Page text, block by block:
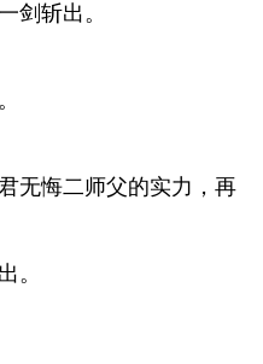
剑斩出。
无悔二师父的实力，再
。